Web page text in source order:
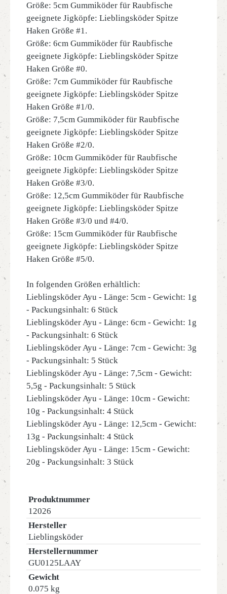
Größe: 5cm Gummiköder für Raubfische
geeignete Jigköpfe: Lieblingsköder Spitze
Haken Größe #1.
Größe: 6cm Gummiköder für Raubfische
geeignete Jigköpfe: Lieblingsköder Spitze
Haken Größe #0.
Größe: 7cm Gummiköder für Raubfische
geeignete Jigköpfe: Lieblingsköder Spitze
Haken Größe #1/0.
Größe: 7,5cm Gummiköder für Raubfische
geeignete Jigköpfe: Lieblingsköder Spitze
Haken Größe #2/0.
Größe: 10cm Gummiköder für Raubfische
geeignete Jigköpfe: Lieblingsköder Spitze
Haken Größe #3/0.
Größe: 12,5cm Gummiköder für Raubfische
geeignete Jigköpfe: Lieblingsköder Spitze
Haken Größe #3/0 und #4/0.
Größe: 15cm Gummiköder für Raubfische
geeignete Jigköpfe: Lieblingsköder Spitze
Haken Größe #5/0.
In folgenden Größen erhältlich:
Lieblingsköder Ayu - Länge: 5cm - Gewicht: 1g
- Packungsinhalt: 6 Stück
Lieblingsköder Ayu - Länge: 6cm - Gewicht: 1g
- Packungsinhalt: 6 Stück
Lieblingsköder Ayu - Länge: 7cm - Gewicht: 3g
- Packungsinhalt: 5 Stück
Lieblingsköder Ayu - Länge: 7,5cm - Gewicht:
5,5g - Packungsinhalt: 5 Stück
Lieblingsköder Ayu - Länge: 10cm - Gewicht:
10g - Packungsinhalt: 4 Stück
Lieblingsköder Ayu - Länge: 12,5cm - Gewicht:
13g - Packungsinhalt: 4 Stück
Lieblingsköder Ayu - Länge: 15cm - Gewicht:
20g - Packungsinhalt: 3 Stück
Produktnummer
12026
Hersteller
Lieblingsköder
Herstellernummer
GU0125LAAY
Gewicht
0.075 kg